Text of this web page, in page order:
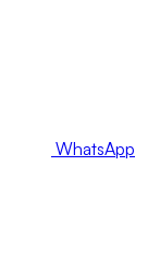
WhatsApp